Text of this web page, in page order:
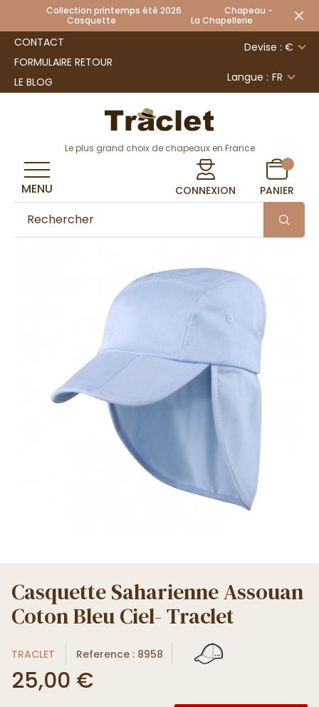
Collection printemps été 2026 Chapeau -
Casquette La Chapellerie
CONTACT
FORMULAIRE RETOUR
LE BLOG
Devise : €
Langue : FR
Le plus grand choix de chapeaux en France
CONNEXION PANIER
MENU
Casquette Saharienne Assouan
Coton Bleu Ciel- Traclet
TRACLET Reference : 8958
25,00 €